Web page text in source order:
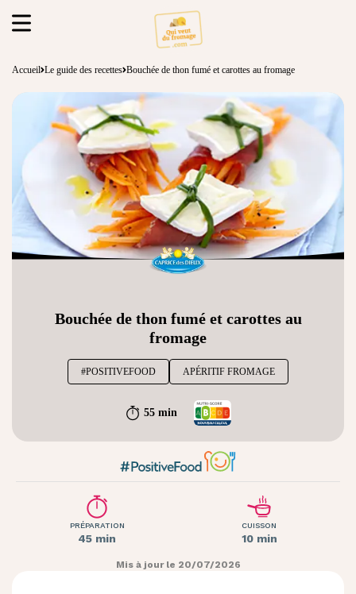
Accueil Le guide des recettes Bouchée de thon fumé et carottes au fromage
Bouchée de thon fumé et carottes au
fromage
#POSITIVEFOOD APÉRITIF FROMAGE
55 min
PRÉPARATION
45 min
CUISSON
10 min
Mis à jour le 20/07/2026